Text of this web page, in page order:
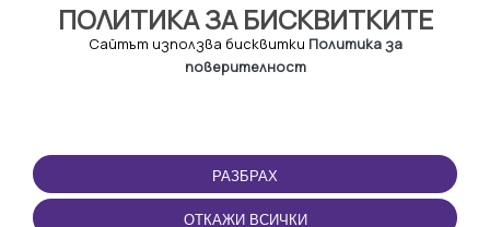
ПОЛИТИКА ЗА БИСКВИТКИТЕ
Сайтът използва бисквитки Политика за
поверителност
РАЗБРАХ
ОТКАЖИ ВСИЧКИ
ПОЛЗВАНЕ
Правила и условия за
ползване
ПРИЛОЖЕНИЕТО